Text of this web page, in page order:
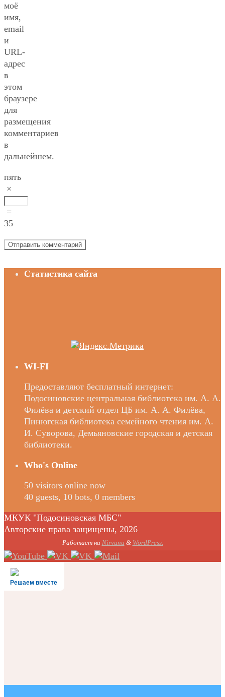
моё
имя,
email
и
URL-
адрес
в
этом
браузере
для
размещения
комментариев
в
дальнейшем.
пять
×
=
35
Статистика сайта
WI-FI
Предоставляют бесплатный интернет:
Подосиновские центральная библиотека им. А. А.
Филёва и детский отдел ЦБ им. А. А. Филёва,
Пинюгская библиотека семейного чтения им. А.
И. Суворова, Демьяновские городская и детская
библиотеки.
Who's Online
50 visitors online now
40 guests, 10 bots, 0 members
МКУК "Подосиновская МБС"
Авторские права защищены, 2026
Работает на Nirvana & WordPress.
Решаем вместе